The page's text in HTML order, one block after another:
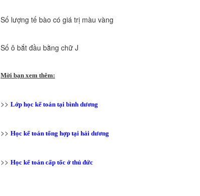
Số lượng tế bào có giá trị màu vàng
Số ô bắt đầu bằng chữ J
Mời bạn xem thêm:
>> Lớp học kế toán tại bình dương
>> Học kế toán tổng hợp tại hải dương
>> Học kế toán cấp tốc ở thủ đức